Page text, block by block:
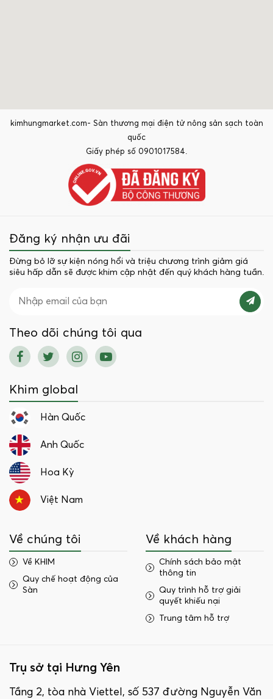
kimhungmarket.com- Sàn thương mại điện tử nông sản sạch toàn
quốc
Giấy phép số 0901017584.
Đăng ký nhận ưu đãi
Đừng bỏ lỡ sự kiện nóng hổi và triệu chương trình giảm giá
siêu hấp dẫn sẽ được khim cập nhật đến quý khách hàng tuần.
Theo dõi chúng tôi qua
Khim global
Hàn Quốc
Anh Quốc
Hoa Kỳ
Việt Nam
Về chúng tôi
Về KHIM
Quy chế hoạt động của
Sàn
Về khách hàng
Chính sách bảo mật
thông tin
Quy trình hỗ trợ giải
quyết khiếu nại
Trung tâm hỗ trợ
Trụ sở tại Hưng Yên
Tầng 2, tòa nhà Viettel, số 537 đường Nguyễn Văn